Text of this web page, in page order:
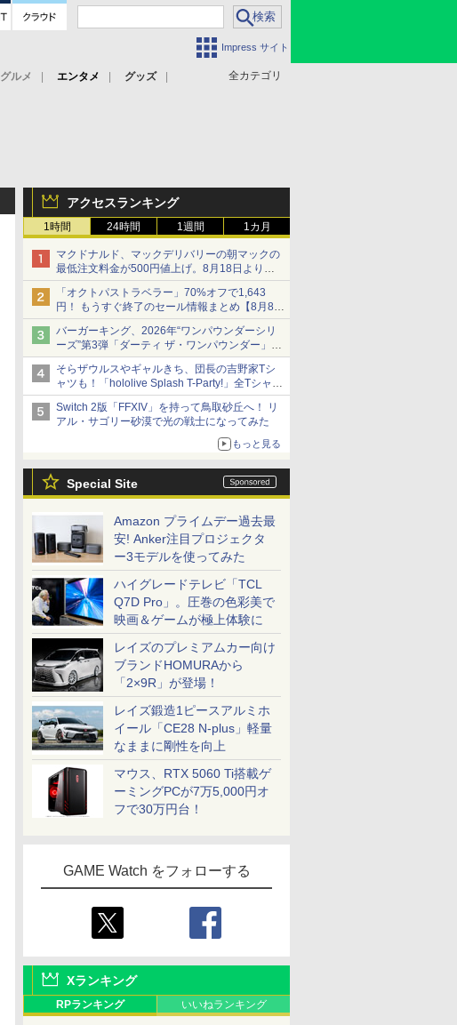
Impress サイト
全カテゴリ
グルメ エンタメ
グッズ
アクセスランキング
1時間 24時間 1週間 1カ月
マクドナルド、マックデリバリーの朝マックの
最低注文料金が500円値上げ。8月18日より
1,500円から受付
「オクトパストラベラー」70%オフで1,643
円！ もうすぐ終了のセール情報まとめ【8月8日
更新】
ニンテンドーeショップでは「大神 絶景版」が
67%オフで990円
バーガーキング、2026年“ワンパウンダーシリ
ーズ”第3弾「ダーティ ザ・ワンパウンダー」を
8月7日発売
「特製ガーリックマヨソース」を使用した超大
型チーズバーガー
そらザウルスやギャルきち、団長の吉野家Tシ
ャツも！「hololive Splash T-Party!」全Tシャツ
ラインナップ公開＆オンライン販売開始
Switch 2版「FFXIV」を持って鳥取砂丘へ！ リ
アル・サゴリー砂漠で光の戦士になってみた
もっと見る
Special Site
Amazon プライムデー過去最
安! Anker注目プロジェクタ
ー3モデルを使ってみた
ハイグレードテレビ「TCL
Q7D Pro」。圧巻の色彩美で
映画＆ゲームが極上体験に
レイズのプレミアムカー向け
ブランドHOMURAから
「2×9R」が登場！
レイズ鍛造1ピースアルミホ
イール「CE28 N-plus」軽量
なままに剛性を向上
マウス、RTX 5060 Ti搭載ゲ
ーミングPCが7万5,000円オ
フで30万円台！
GAME Watch をフォローする
Xランキング
RPランキング いいねランキング